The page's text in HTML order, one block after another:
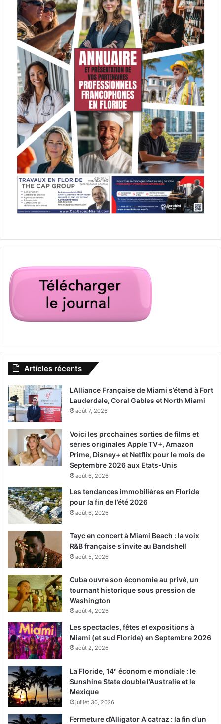
Articles récents
L’Alliance Française de Miami s’étend à Fort
Lauderdale, Coral Gables et North Miami
août 7, 2026
Voici les prochaines sorties de films et
séries originales Apple TV+, Amazon
Prime, Disney+ et Netflix pour le mois de
Septembre 2026 aux Etats-Unis
août 6, 2026
Les tendances immobilières en Floride
pour la fin de l’été 2026
août 6, 2026
Tayc en concert à Miami Beach : la voix
R&B française s’invite au Bandshell
août 5, 2026
Cuba ouvre son économie au privé, un
tournant historique sous pression de
Washington
août 4, 2026
Les spectacles, fêtes et expositions à
Miami (et sud Floride) en Septembre 2026
août 2, 2026
La Floride, 14ᵉ économie mondiale : le
Sunshine State double l’Australie et le
Mexique
juillet 30, 2026
Fermeture d’Alligator Alcatraz : la fin d’un